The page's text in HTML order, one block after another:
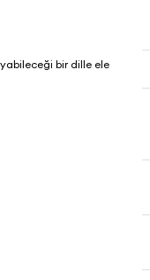
bir dille ele